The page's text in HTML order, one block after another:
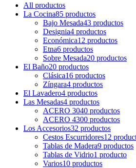
All productos
La Cocina85 productos
Bajo Mesada43 productos
Designia4 productos
Económica12 productos
Etna6 productos
Sobre Mesada20 productos
El Baño20 productos
Clásica16 productos
Zíngara4 productos
El Lavadero4 productos
Las Mesadas4 productos
ACERO 3040 productos
ACERO 4300 productos
Los Accesorios32 productos
Cestos Escurridores12
Tablas de Madera9 productos
Tablas de Vidrio1 producto
Varios10 productos